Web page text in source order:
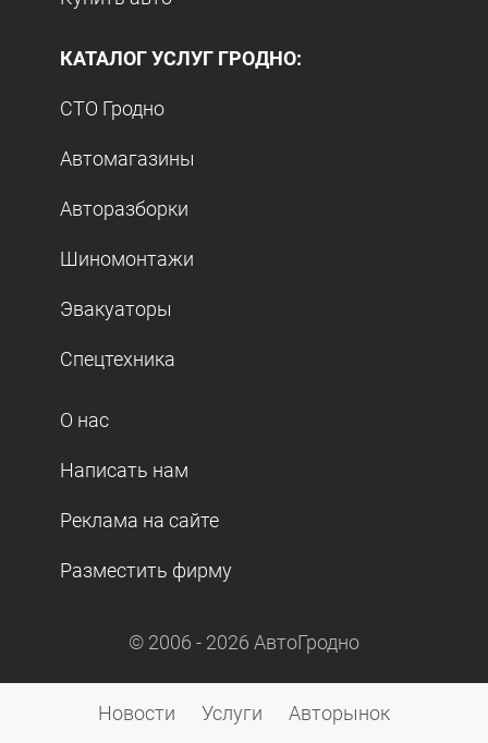
КАТАЛОГ УСЛУГ ГРОДНО:
СТО Гродно
Автомагазины
Авторазборки
Шиномонтажи
Эвакуаторы
Спецтехника
О нас
Написать нам
Реклама на сайте
Разместить фирму
© 2006 - 2026 АвтоГродно
Новости Услуги Авторынок